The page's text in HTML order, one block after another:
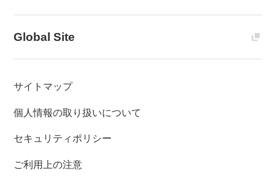
Global Site
サイトマップ
個人情報の取り扱いについて
セキュリティポリシー
ご利用上の注意